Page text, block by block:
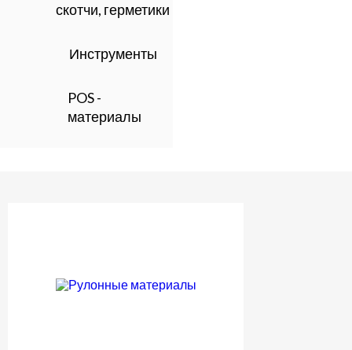
скотчи, герметики
Инструменты
POS -
материалы